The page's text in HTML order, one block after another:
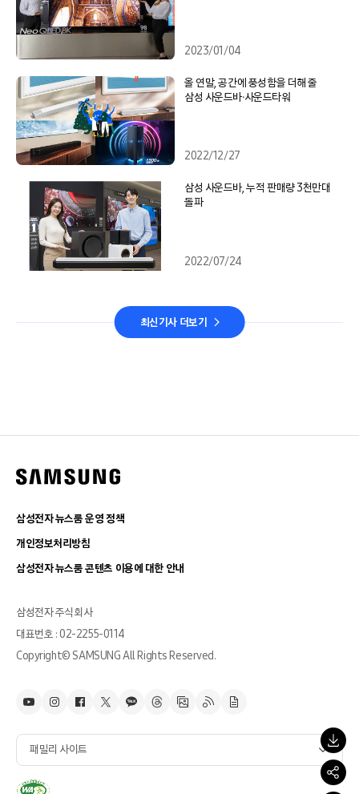
2023/01/04
올 연말, 공간에 풍성함을 더해 줄
삼성 사운드바∙사운드타워
2022/12/27
삼성 사운드바, 누적 판매량 3천만대
돌파
2022/07/24
최신기사 더보기
삼성전자 뉴스룸 운영 정책
개인정보처리방침
삼성전자 뉴스룸 콘텐츠 이용에 대한 안내
삼성전자 주식회사
대표번호 : 02-2255-0114
Copyright© SAMSUNG All Rights Reserved.
패밀리 사이트